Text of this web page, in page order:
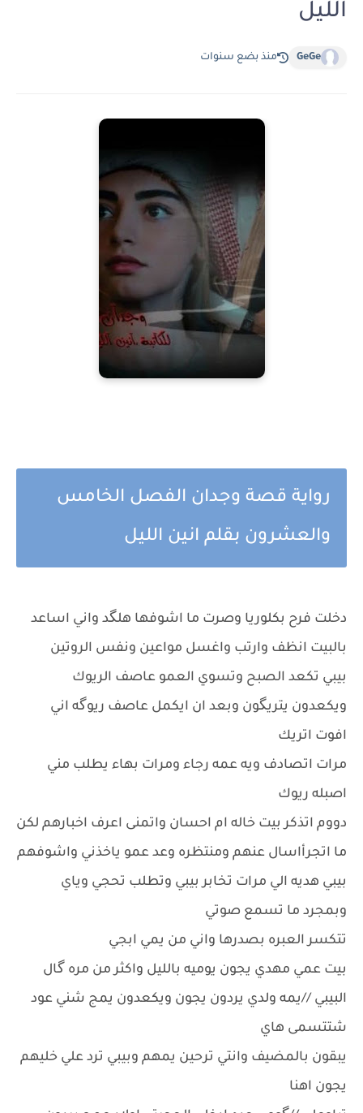
الليل
GeGe منذ بضع سنوات
رواية قصة وجدان الفصل الخامس
والعشرون بقلم انين الليل
دخلت فرح بكلوريا وصرت ما اشوفها هلگد واني اساعد
بالبيت انظف وارتب واغسل مواعين ونفس الروتين
بيبي تكعد الصبح وتسوي العمو عاصف الريوك
ويكعدون يتريگون وبعد ان ايكمل عاصف ريوگه اني
افوت اتريك
مرات اتصادف ويه عمه رجاء ومرات بهاء يطلب مني
اصبله ريوك
دووم اتذكر بيت خاله ام احسان واتمنى اعرف اخبارهم لكن
ما اتجرأاسال عنهم ومنتظره وعد عمو ياخذني واشوفهم
بيبي هديه الي مرات تخابر بيبي وتطلب تحجي وياي
وبمجرد ما تسمع صوتي
تتكسر العبره بصدرها واني من يمي ابجي
بيت عمي مهدي يجون يوميه بالليل واكثر من مره گال
البيبي //يمه ولدي يردون يجون ويكعدون يمج شني عود
شتتسمى هاي
يبقون بالمضيف وانتي ترحين يمهم وبيبي ترد علي خليهم
يجون اهنا